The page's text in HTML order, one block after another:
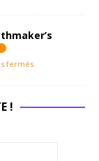
fermés
!